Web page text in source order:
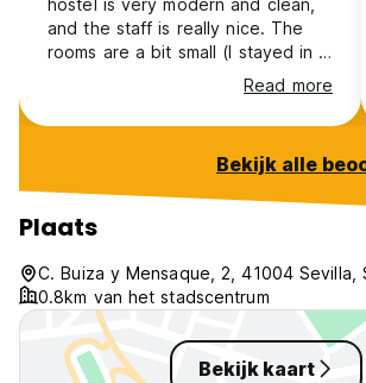
hostel is very modern and clean,
and the staff is really nice. The
rooms are a bit small (I stayed in a
4-person dorm), I would prefer a
bit more privacy according to the
bathroom since there is no way
you use the toilet, sink or shower.
Also I would suggest to create
something in the room to hang up
your wet towel. I felt a bit
uncomfortable because of a
roommate, but the staff was really
nice and helpful to find a solution.
Read more
Bekijk alle
Plaats
C. Buiza y Mensaque, 2, 41004 Sevilla,
0.8km van het stadscentrum
Bekijk kaart